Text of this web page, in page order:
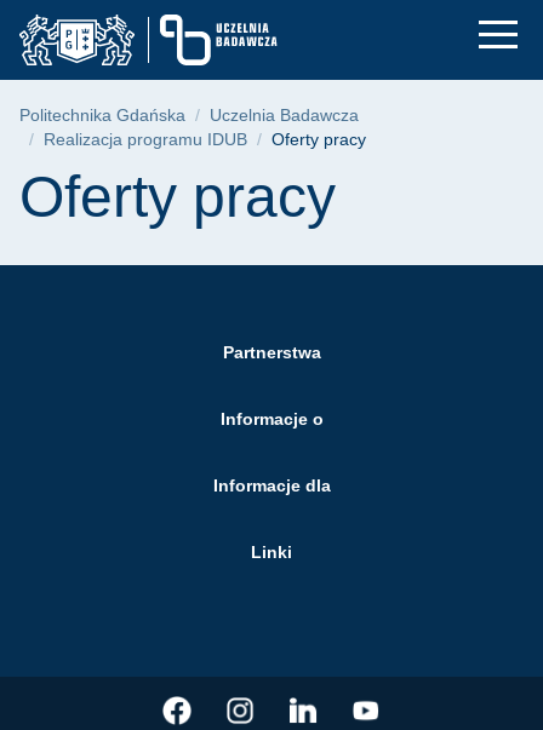
Przejdź
do
menu
Przejdź
do
wyszukiwarki
Przejdź
do
treści
Oferty pracy -
Ścieżka nawigacyjna
Politechnika Gdańska
Uczelnia Badawcza
Realizacja programu IDUB
Oferty pracy
Treść strony
Oferty pracy
Partnerstwa
Informacje o
Informacje dla
Linki